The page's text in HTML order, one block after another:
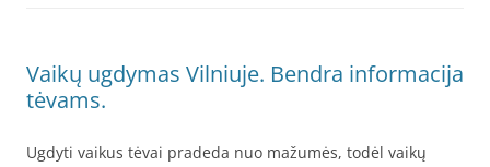
Vaikų ugdymas Vilniuje. Bendra informacija
tėvams.
Ugdyti vaikus tėvai pradeda nuo mažumės, todėl vaikų